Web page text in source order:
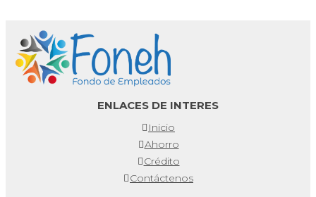
ENLACES DE INTERES
Inicio
Ahorro
Crédito
Contáctenos